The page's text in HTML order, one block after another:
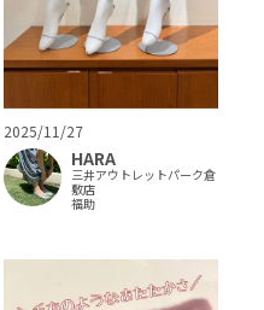
2025/11/27
HARA
三井アウトレットパーク倉
敷店
福助